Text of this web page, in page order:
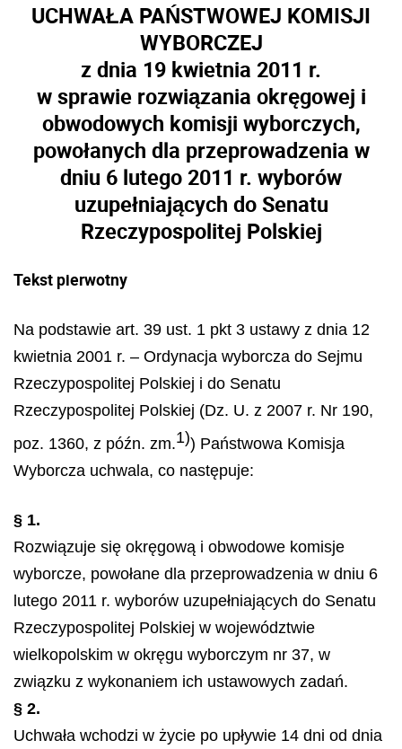
UCHWAŁA PAŃSTWOWEJ KOMISJI
WYBORCZEJ
z dnia 19 kwietnia 2011 r.
w sprawie rozwiązania okręgowej i
obwodowych komisji wyborczych,
powołanych dla przeprowadzenia w
dniu 6 lutego 2011 r. wyborów
uzupełniających do Senatu
Rzeczypospolitej Polskiej
Tekst pierwotny
Na podstawie art. 39 ust. 1 pkt 3 ustawy z dnia 12
kwietnia 2001 r. – Ordynacja wyborcza do Sejmu
Rzeczypospolitej Polskiej i do Senatu
Rzeczypospolitej Polskiej (Dz. U. z 2007 r. Nr 190,
poz. 1360, z późn. zm.1)) Państwowa Komisja
Wyborcza uchwala, co następuje:
§ 1.
Rozwiązuje się okręgową i obwodowe komisje
wyborcze, powołane dla przeprowadzenia w dniu 6
lutego 2011 r. wyborów uzupełniających do Senatu
Rzeczypospolitej Polskiej w województwie
wielkopolskim w okręgu wyborczym nr 37, w
związku z wykonaniem ich ustawowych zadań.
§ 2.
Uchwała wchodzi w życie po upływie 14 dni od dnia